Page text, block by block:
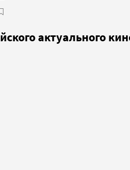
актуального